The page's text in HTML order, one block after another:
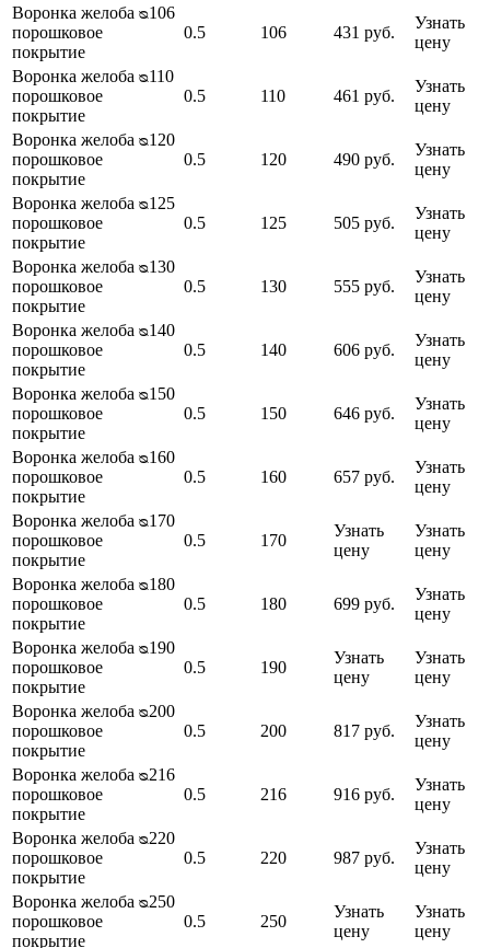
Воронка желоба ᴓ106
порошковое
покрытие
0.5 106 431 руб.
Узнать
цену
Воронка желоба ᴓ110
порошковое
покрытие
0.5 110 461 руб.
Узнать
цену
Воронка желоба ᴓ120
порошковое
покрытие
0.5 120 490 руб.
Узнать
цену
Воронка желоба ᴓ125
порошковое
покрытие
0.5 125 505 руб.
Узнать
цену
Воронка желоба ᴓ130
порошковое
покрытие
0.5 130 555 руб.
Узнать
цену
Воронка желоба ᴓ140
порошковое
покрытие
0.5 140 606 руб.
Узнать
цену
Воронка желоба ᴓ150
порошковое
покрытие
0.5 150 646 руб.
Узнать
цену
Воронка желоба ᴓ160
порошковое
покрытие
0.5 160 657 руб.
Узнать
цену
Воронка желоба ᴓ170
порошковое
покрытие
0.5 170
Узнать
цену
Узнать
цену
Воронка желоба ᴓ180
порошковое
покрытие
0.5 180 699 руб.
Узнать
цену
Воронка желоба ᴓ190
порошковое
покрытие
0.5 190
Узнать
цену
Узнать
цену
Воронка желоба ᴓ200
порошковое
покрытие
0.5 200 817 руб.
Узнать
цену
Воронка желоба ᴓ216
порошковое
покрытие
0.5 216 916 руб.
Узнать
цену
Воронка желоба ᴓ220
порошковое
покрытие
0.5 220 987 руб.
Узнать
цену
Воронка желоба ᴓ250
порошковое
покрытие
0.5 250
Узнать
цену
Узнать
цену